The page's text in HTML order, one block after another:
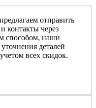
отправить
контакты через
способом, наши
деталей
всех скидок.